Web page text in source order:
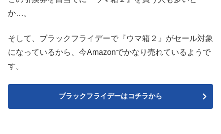
か…。
そして、ブラックフライデーで『ウマ箱２』がセール対象
になっているから、今Amazonでかなり売れているようで
す。
ブラックフライデーはコチラから